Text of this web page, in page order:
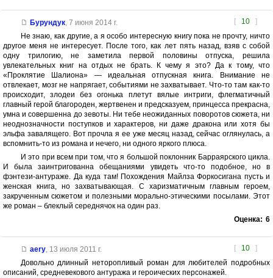
[ 10 ]
Бурундук, 7 июня 2014 г.
Не знаю, как другие, а я особо интересную книгу пока не прочту, ничто
другое меня не интересует. После того, как лет пять назад, взяв с собой
одну трилогию, не заметила первой половины отпуска, решила
увлекательных книг на отдых не брать. К чему я это? Да к тому, что
«Проклятие Шалиона» — идеальная отпускная книга. Внимание не
отвлекает, мозг не напрягает, событиями не захватывает. Что-то там как-то
происходит, злодеи без огонька плетут вялые интриги, флегматичный
главный герой благороден, жертвенен и предсказуем, принцесса прекрасна,
умна и совершенна до зевоты. Ни тебе неожиданных поворотов сюжета, ни
неоднозначности поступков и характеров, ни даже дракона или хотя бы
эльфа завалящего. Вот прочла я ее уже месяц назад, сейчас оглянулась, а
вспомнить-то из романа и нечего, ни одного яркого плюса.
И это при всем при том, что я большой поклонник Барраярского цикла.
И была заинтригованна обещаниями увидеть что-то подобное, но в
фэнтези-антураже. Да куда там! Похождения Майлза Форкосигана пусть и
женская книга, но захватывающая. С харизматичным главным героем,
закрученным сюжетом и полезными морально-этическими посылами. Этот
же роман – блеклый середнячок на один раз.
Оценка: 6
[ 10 ]
aery, 13 июля 2011 г.
Довольно длинный неторопливый роман для любителей подробных
описаний, средневекового антуража и героических персонажей.